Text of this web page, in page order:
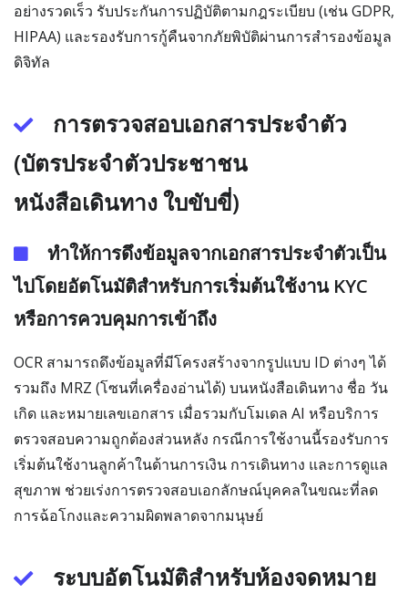
อย่างรวดเร็ว รับประกันการปฏิบัติตามกฎระเบียบ (เช่น GDPR,
HIPAA) และรองรับการกู้คืนจากภัยพิบัติผ่านการสำรองข้อมูล
ดิจิทัล
การตรวจสอบเอกสารประจำตัว
(บัตรประจำตัวประชาชน
หนังสือเดินทาง ใบขับขี่)
ทำให้การดึงข้อมูลจากเอกสารประจำตัวเป็น
ไปโดยอัตโนมัติสำหรับการเริ่มต้นใช้งาน KYC
หรือการควบคุมการเข้าถึง
OCR สามารถดึงข้อมูลที่มีโครงสร้างจากรูปแบบ ID ต่างๆ ได้
รวมถึง MRZ (โซนที่เครื่องอ่านได้) บนหนังสือเดินทาง ชื่อ วัน
เกิด และหมายเลขเอกสาร เมื่อรวมกับโมเดล AI หรือบริการ
ตรวจสอบความถูกต้องส่วนหลัง กรณีการใช้งานนี้รองรับการ
เริ่มต้นใช้งานลูกค้าในด้านการเงิน การเดินทาง และการดูแล
สุขภาพ ช่วยเร่งการตรวจสอบเอกลักษณ์บุคคลในขณะที่ลด
การฉ้อโกงและความผิดพลาดจากมนุษย์
ระบบอัตโนมัติสำหรับห้องจดหมาย